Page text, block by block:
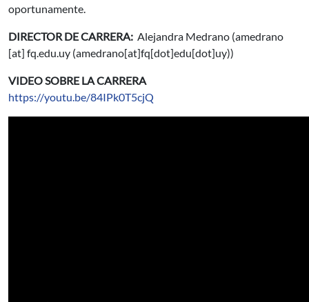
oportunamente.
DIRECTOR DE CARRERA: Alejandra Medrano (amedrano
[at] fq.edu.uy (amedrano[at]fq[dot]edu[dot]uy))
VIDEO SOBRE LA CARRERA
https://youtu.be/84IPk0T5cjQ